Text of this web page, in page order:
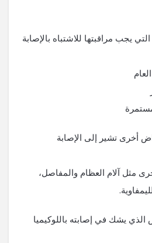
يجب مراقبتها للاشتباه بالإصابة
أخرى تشير إلى الإصابة
مثل آلام العظام والمفاصل،
يشك في إصابته باللوكيميا